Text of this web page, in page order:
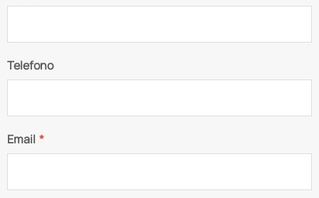
Telefono
Email *